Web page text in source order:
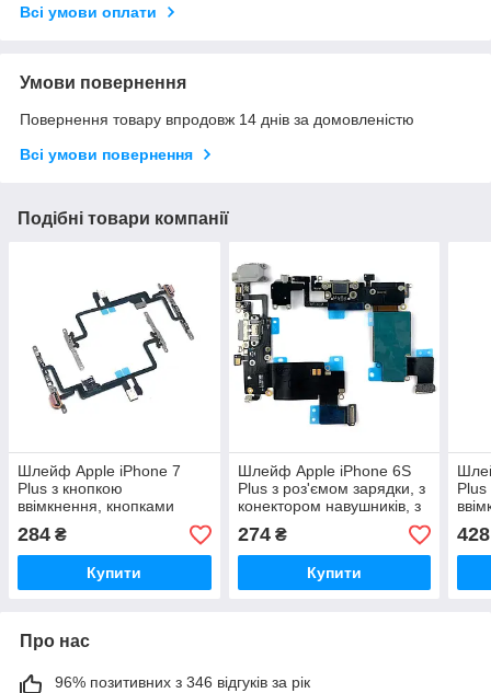
Всі умови оплати
Умови повернення
Повернення товару впродовж 14 днів за домовленістю
Всі умови повернення
Подібні товари компанії
Шлейф Apple iPhone 7
Plus з кнопкою
ввімкнення, кнопками
гучності, спалахом та
мікрофоном (оригінал
Китай)
284 ₴
Купити
Шлейф Apple iPhone 6S
Plus з роз'ємом зарядки, з
конектором навушників, з
мікрофоном (сірий
оригінал Китай)
274₴
Купити
Plus
428
Про нас
96% позитивних з 346 відгуків за рік